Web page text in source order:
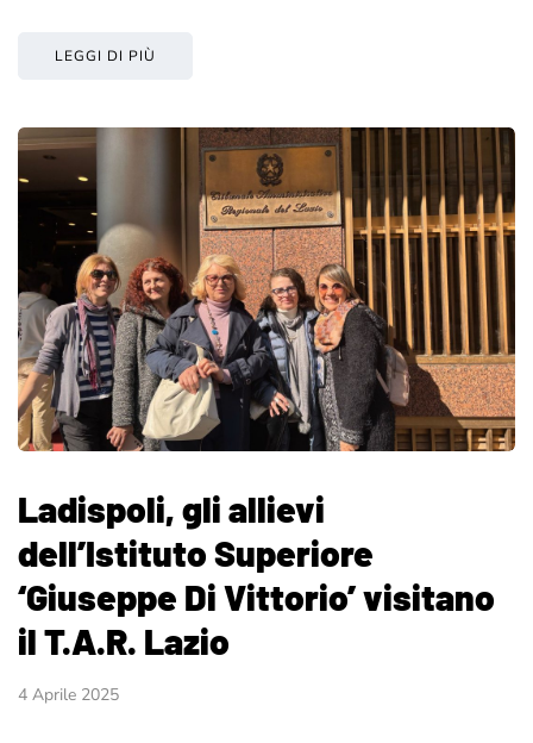
LEGGI DI PIÙ
Ladispoli, gli allievi
dell’Istituto Superiore
‘Giuseppe Di Vittorio’ visitano
il T.A.R. Lazio
4 Aprile 2025